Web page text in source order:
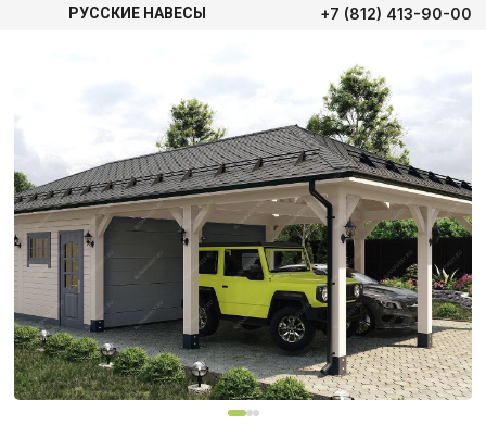
РУССКИЕ НАВЕСЫ +7 (812) 413-90-00